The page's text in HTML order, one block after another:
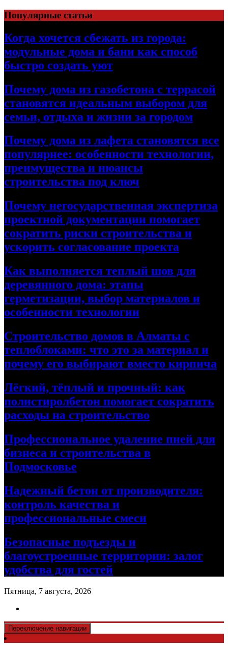
Перейти
к
содержимому
Популярные статьи
Когда хочется сбежать из города:
модульные дома и бани как способ
быстро создать уют
Почему дома из газобетона с террасой
становятся идеальным выбором для
семьи, отдыха и жизни за городом
Почему дома из лафета становятся все
популярнее: особенности технологии,
преимущества и нюансы
строительства под ключ
Почему негосударственная экспертиза
проектной документации помогает
сократить риски строительства и
ускорить согласование проекта
Как выполняется теплый шов для
деревянного дома: этапы
герметизации, выбор материалов и
особенности технологии
Строительство домов в Алматы с
теплоблоками: что это за материал и
почему его выбирают вместо кирпича
Лёгкий, тёплый и прочный: как
полистиролбетон помогает сократить
расходы на строительство
Профессиональное удаление пней для
бизнеса и строительства в
Подмосковье
Надежный бетон от производителя:
контроль качества и
профессиональные смеси
Безопасные подъезды и
благоустроенные территории: залог
удобства для гостей
Пятница, 7 августа, 2026
Переключение навигации